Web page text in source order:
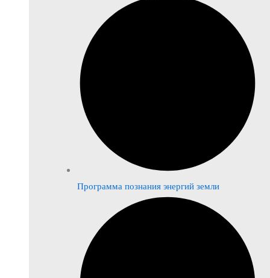
Программа познания энергий земли